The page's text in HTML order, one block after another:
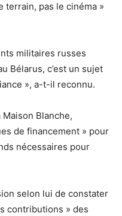
terrain, pas le cinéma »
militaires russes
Bélarus, c’est un sujet
», a-t-il reconnu.
Maison Blanche,
de financement » pour
nécessaires pour
selon lui de constater
contributions » des